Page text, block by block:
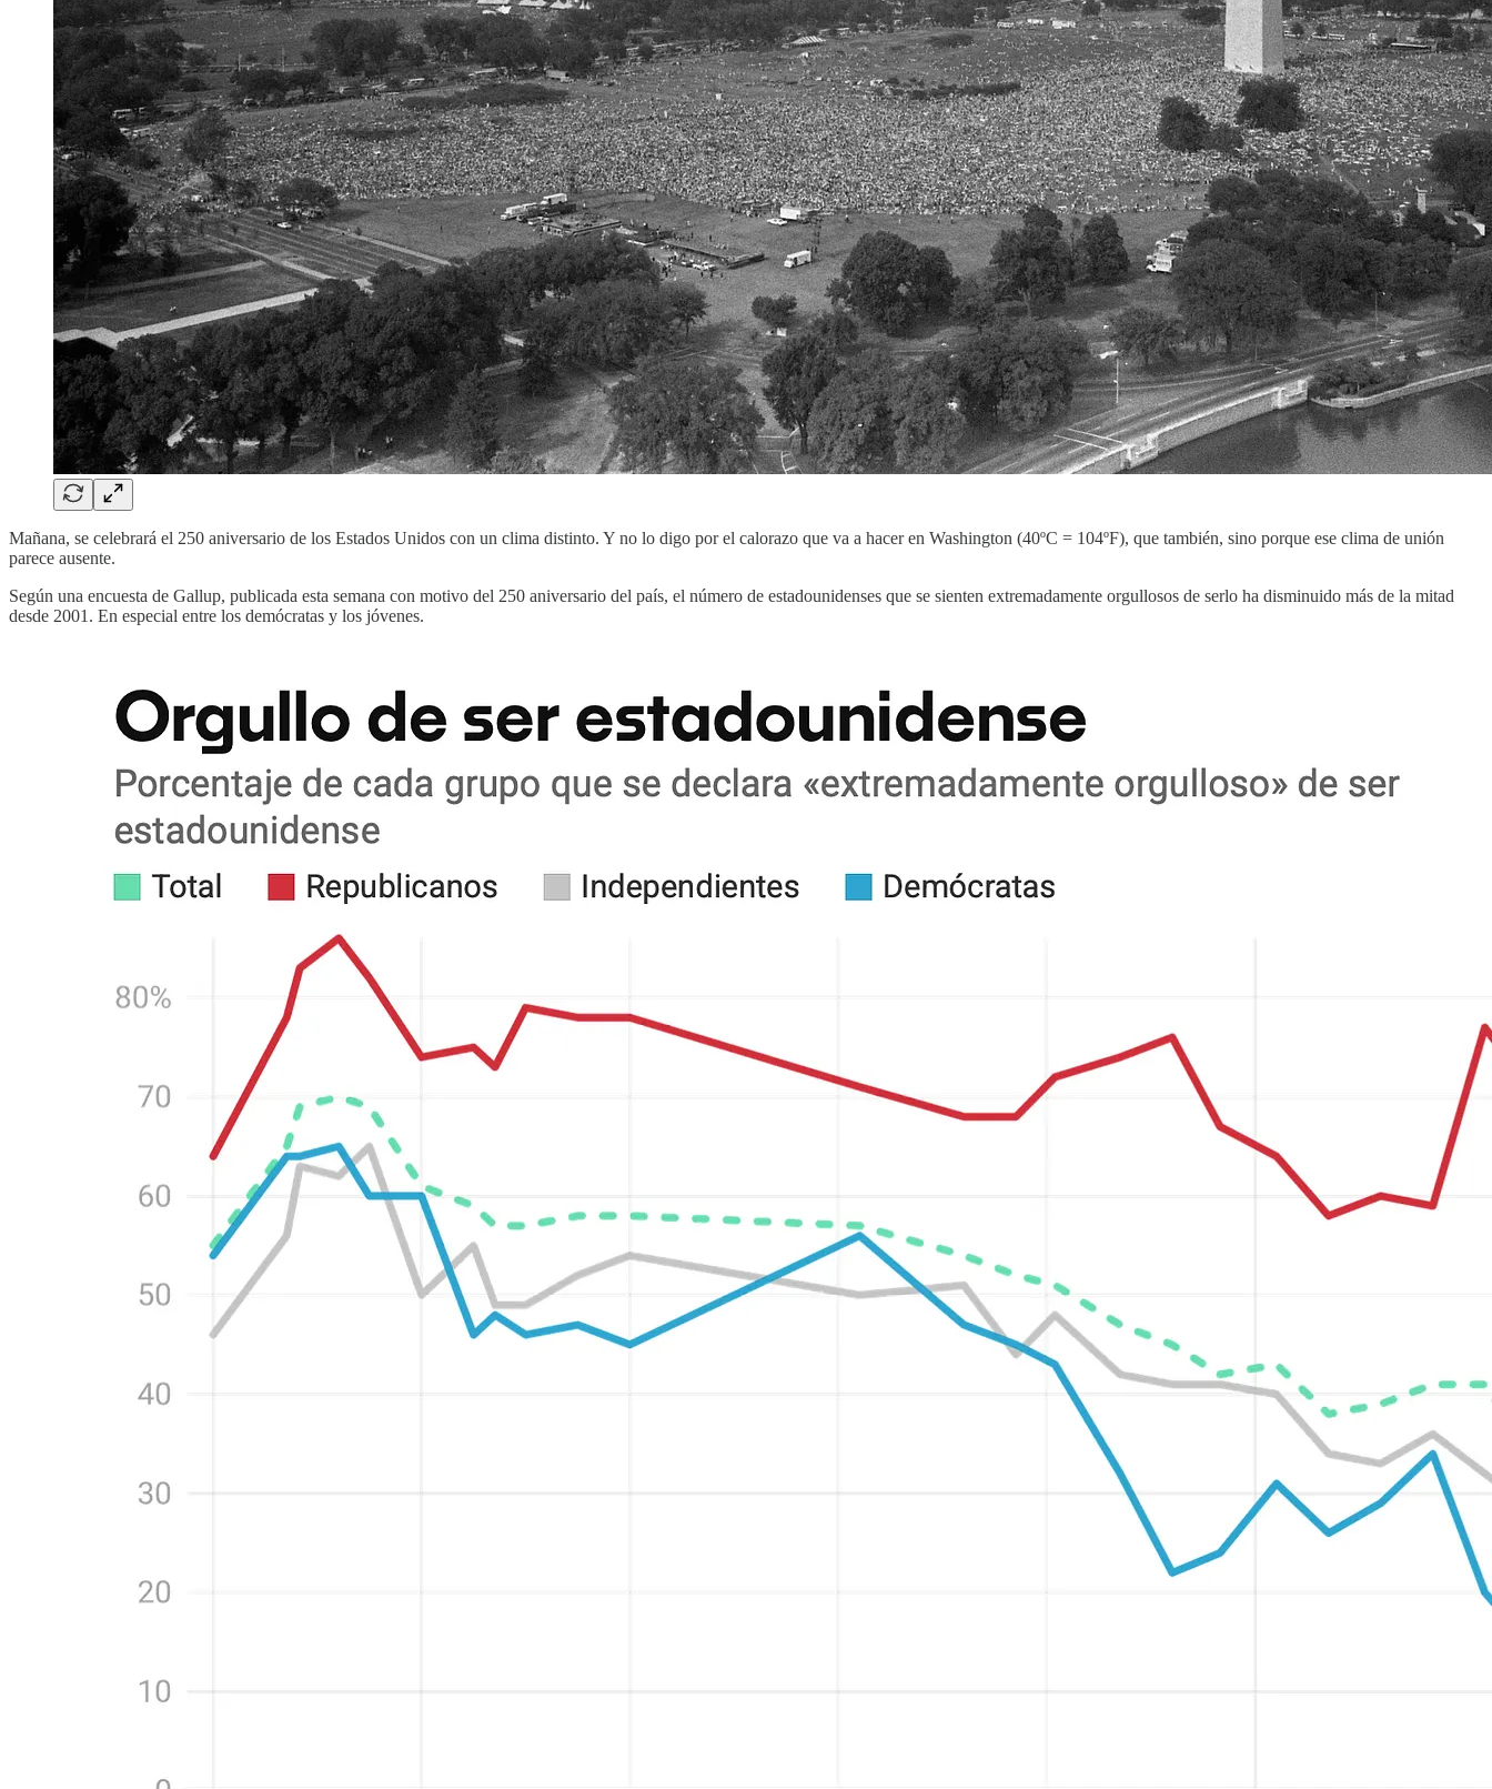
Mañana, se celebrará el 250 aniversario de los Estados Unidos con un clima distinto. Y no lo digo por el calorazo que va a hacer en Washington (40ºC = 104ºF), que también, sino porque ese clima de unión
parece ausente.
Según una encuesta de Gallup, publicada esta semana con motivo del 250 aniversario del país, el número de estadounidenses que se sienten extremadamente orgullosos de serlo ha disminuido más de la mitad
desde 2001. En especial entre los demócratas y los jóvenes.